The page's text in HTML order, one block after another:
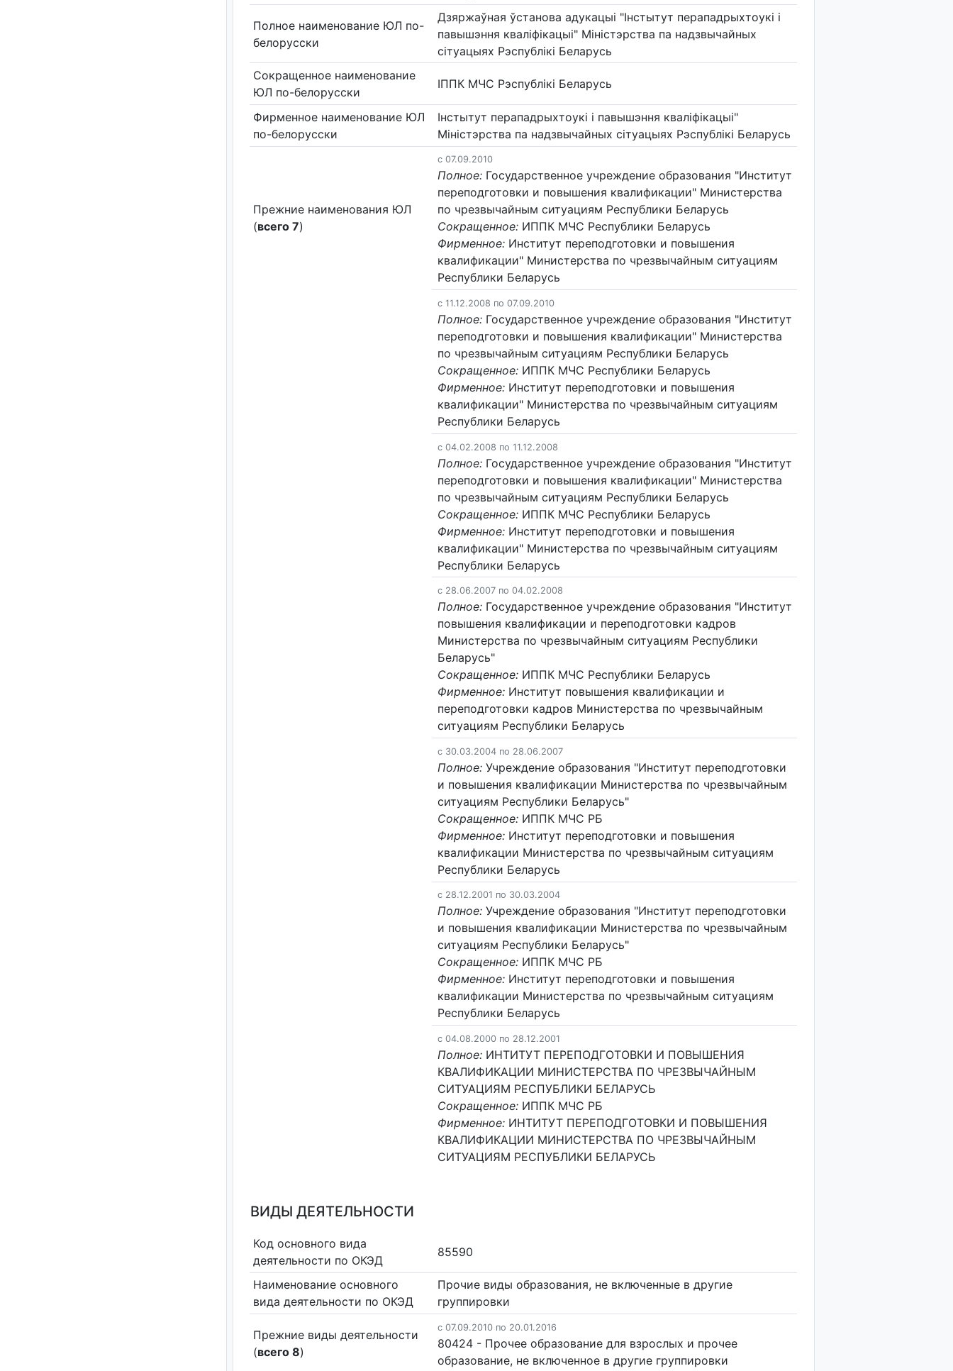
Полное наименование ЮЛ по-
белорусски
Дзяржаўная ўстанова адукацыі "Інстытут перападрыхтоукі і
павышэння кваліфікацыі" Міністэрства па надзвычайных
сітуацыях Рэспублікі Беларусь
Сокращенное наименование
ЮЛ по-белорусски
ІППК МЧС Рэспублікі Беларусь
Фирменное наименование ЮЛ
по-белорусски
Інстытут перападрыхтоукі і павышэння кваліфікацыі"
Міністэрства па надзвычайных сітуацыях Рэспублікі Беларусь
Прежние наименования ЮЛ
(всего 7)
c 07.09.2010
Полное: Государственное учреждение образования "Институт
переподготовки и повышения квалификации" Министерства
по чрезвычайным ситуациям Республики Беларусь
Сокращенное: ИППК МЧС Республики Беларусь
Фирменное: Институт переподготовки и повышения
квалификации" Министерства по чрезвычайным ситуациям
Республики Беларусь
c 11.12.2008 по 07.09.2010
Полное: Государственное учреждение образования "Институт
переподготовки и повышения квалификации" Министерства
по чрезвычайным ситуациям Республики Беларусь
Сокращенное: ИППК МЧС Республики Беларусь
Фирменное: Институт переподготовки и повышения
квалификации" Министерства по чрезвычайным ситуациям
Республики Беларусь
c 04.02.2008 по 11.12.2008
Полное: Государственное учреждение образования "Институт
переподготовки и повышения квалификации" Министерства
по чрезвычайным ситуациям Республики Беларусь
Сокращенное: ИППК МЧС Республики Беларусь
Фирменное: Институт переподготовки и повышения
квалификации" Министерства по чрезвычайным ситуациям
Республики Беларусь
c 28.06.2007 по 04.02.2008
Полное: Государственное учреждение образования "Институт
повышения квалификации и переподготовки кадров
Министерства по чрезвычайным ситуациям Республики
Беларусь"
Сокращенное: ИППК МЧС Республики Беларусь
Фирменное: Институт повышения квалификации и
переподготовки кадров Министерства по чрезвычайным
ситуациям Республики Беларусь
c 30.03.2004 по 28.06.2007
Полное: Учреждение образования "Институт переподготовки
и повышения квалификации Министерства по чрезвычайным
ситуациям Республики Беларусь"
Сокращенное: ИППК МЧС РБ
Фирменное: Институт переподготовки и повышения
квалификации Министерства по чрезвычайным ситуациям
Республики Беларусь
c 28.12.2001 по 30.03.2004
Полное: Учреждение образования "Институт переподготовки
и повышения квалификации Министерства по чрезвычайным
ситуациям Республики Беларусь"
Сокращенное: ИППК МЧС РБ
Фирменное: Институт переподготовки и повышения
квалификации Министерства по чрезвычайным ситуациям
Республики Беларусь
c 04.08.2000 по 28.12.2001
Полное: ИНТИТУТ ПЕРЕПОДГОТОВКИ И ПОВЫШЕНИЯ
КВАЛИФИКАЦИИ МИНИСТЕРСТВА ПО ЧРЕЗВЫЧАЙНЫМ
СИТУАЦИЯМ РЕСПУБЛИКИ БЕЛАРУСЬ
Сокращенное: ИППК МЧС РБ
Фирменное: ИНТИТУТ ПЕРЕПОДГОТОВКИ И ПОВЫШЕНИЯ
КВАЛИФИКАЦИИ МИНИСТЕРСТВА ПО ЧРЕЗВЫЧАЙНЫМ
СИТУАЦИЯМ РЕСПУБЛИКИ БЕЛАРУСЬ
ВИДЫ ДЕЯТЕЛЬНОСТИ
Код основного вида
деятельности по ОКЭД
85590
Наименование основного
вида деятельности по ОКЭД
Прочие виды образования, не включенные в другие
группировки
Прежние виды деятельности
(всего 8)
c 07.09.2010 по 20.01.2016
80424 - Прочее образование для взрослых и прочее
образование, не включенное в другие группировки